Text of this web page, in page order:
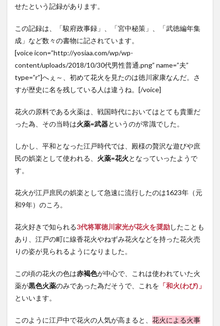
よ
7.1
きれ
いに
方法
～準
備～
きれ
いに
撮る
～カ
メラ
7.3
いに
方法
プリ
を使
7.4
きれ
いに
撮る
～変
せたという記録があります。
この記録は、「駿府政事録」、「宮中秘策」、「武徳編年集
成」など数々の書物に記されています。
[voice icon=”http://yosiaa.com/wp/wp-
content/uploads/2018/10/30代男性普通.png” name=”夫”
type=”r”]へぇ～、初めて花火を見たのは徳川家康なんだ。さ
すが歴史に名を残している人は違うね。[/voice]
花火の原料である火薬は、戦国時代においてはとても貴重だ
った為、その当時は火薬=武器というのが常識でした。
しかし、平和となった江戸時代では、殿様の贅沢な遊びや庶
民の娯楽として使われる、 火薬=花火となっていったようで
す。
花火が江戸庶民の娯楽として急速に流行したのは1623年（元
和9年）のころ。
花火好きで知られる3代将軍徳川家光が花火を奨励したことも
あり、江戸の町に線香花火やねずみ花火などを持った花火売
りの姿が見られるようになりました。
この頃の花火の色は赤褐色が中心で、これは使われていた火
薬が黒色火薬のみであった為だそうで、これを 「和火(わび) 」
といいます。
このように江戸中で花火の人気が高まると、 花火による火事